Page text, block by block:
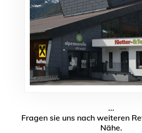
...
Fragen sie uns nach weiteren
Nähe.